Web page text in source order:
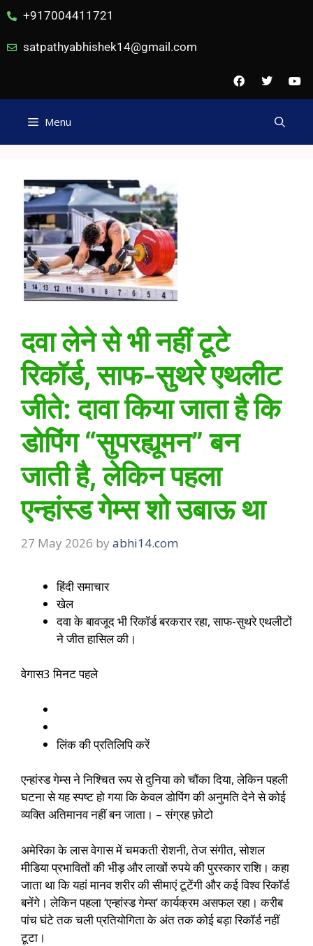
+917004411721
satpathyabhishek14@gmail.com
Menu
दवा लेने से भी नहीं टूटे
रिकॉर्ड, साफ-सुथरे एथलीट
जीते: दावा किया जाता है कि
डोपिंग “सुपरह्यूमन” बन
जाती है, लेकिन पहला
एन्हांस्ड गेम्स शो उबाऊ था
27 May 2026 by abhi14.com
हिंदी समाचार
खेल
दवा के बावजूद भी रिकॉर्ड बरकरार रहा, साफ-सुथरे एथलीटों
ने जीत हासिल की।
वेगास3 मिनट पहले
लिंक की प्रतिलिपि करें
एन्हांस्ड गेम्स ने निश्चित रूप से दुनिया को चौंका दिया, लेकिन पहली
घटना से यह स्पष्ट हो गया कि केवल डोपिंग की अनुमति देने से कोई
व्यक्ति अतिमानव नहीं बन जाता। – संग्रह फ़ोटो
अमेरिका के लास वेगास में चमकती रोशनी, तेज संगीत, सोशल
मीडिया प्रभावितों की भीड़ और लाखों रुपये की पुरस्कार राशि। कहा
जाता था कि यहां मानव शरीर की सीमाएं टूटेंगी और कई विश्व रिकॉर्ड
बनेंगे। लेकिन पहला ‘एन्हांस्ड गेम्स’ कार्यक्रम असफल रहा। करीब
पांच घंटे तक चली प्रतियोगिता के अंत तक कोई बड़ा रिकॉर्ड नहीं
टूटा।